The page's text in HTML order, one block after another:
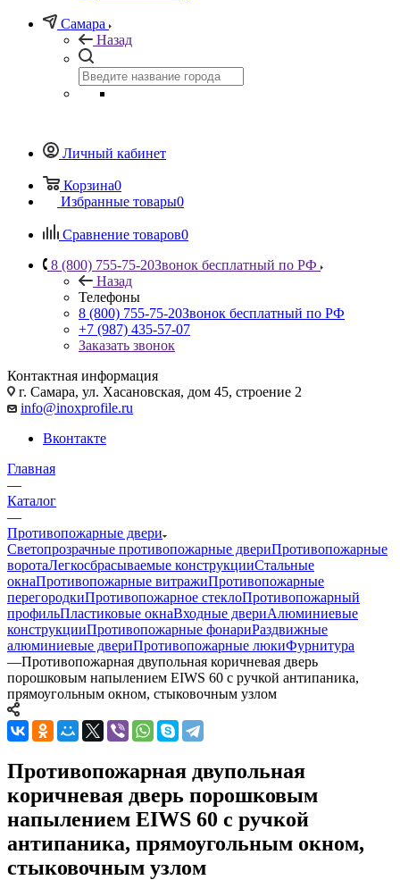
Самара
Назад
Личный кабинет
Корзина0
Избранные товары0
Сравнение товаров0
8 (800) 755-75-20Звонок бесплатный по РФ
Назад
Телефоны
8 (800) 755-75-20Звонок бесплатный по РФ
+7 (987) 435-57-07
Заказать звонок
Контактная информация
г. Самара, ул. Хасановская, дом 45, строение 2
info@inoxprofile.ru
Вконтакте
Главная
—
Каталог
—
Противопожарные двери
Светопрозрачные противопожарные двериПротивопожарные
воротаЛегкосбрасываемые конструкцииСтальные
окнаПротивопожарные витражиПротивопожарные
перегородкиПротивопожарное стеклоПротивопожарный
профильПластиковые окнаВходные двериАлюминиевые
конструкцииПротивопожарные фонариРаздвижные
алюминиевые двериПротивопожарные люкиФурнитура
—Противопожарная двупольная коричневая дверь
порошковым напылением EIWS 60 с ручкой антипаника,
прямоугольным окном, стыковочным узлом
Противопожарная двупольная
коричневая дверь порошковым
напылением EIWS 60 с ручкой
антипаника, прямоугольным окном,
стыковочным узлом